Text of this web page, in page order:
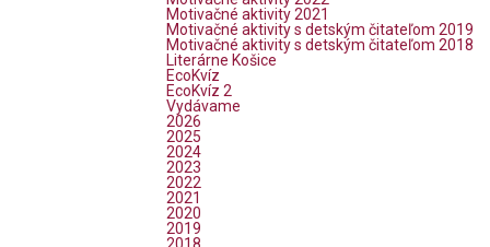
Motivačné aktivity 2021
Motivačné aktivity s detským čitateľom 2019
Motivačné aktivity s detským čitateľom 2018
Literárne Košice
EcoKvíz
EcoKvíz 2
Vydávame
2026
2025
2024
2023
2022
2021
2020
2019